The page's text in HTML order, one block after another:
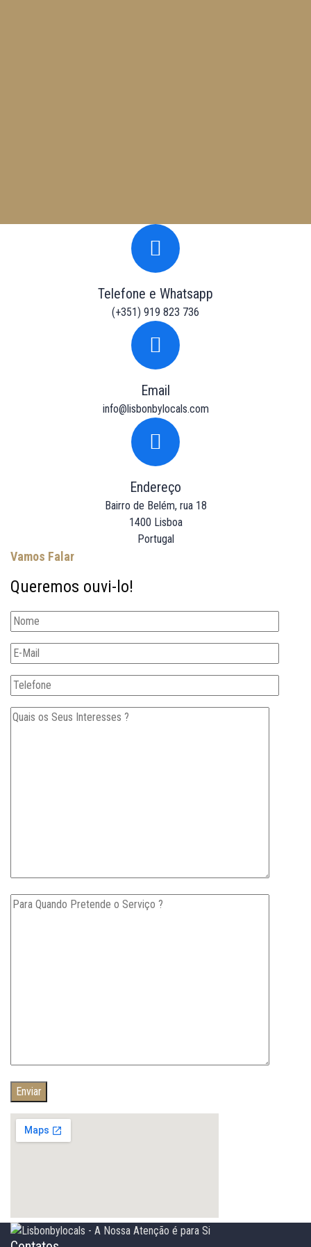
Telefone e Whatsapp
(+351) 919 823 736
Email
info@lisbonbylocals.com
Endereço
Bairro de Belém, rua 18
1400 Lisboa
Portugal
Vamos Falar
Queremos ouvi-lo!